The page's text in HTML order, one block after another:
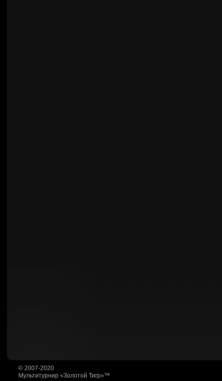
© 2007-2020
Мультитурнир «Золотой Тигр»™